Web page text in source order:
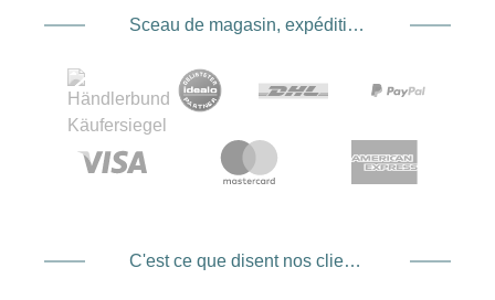
Sceau de magasin, expédition et expédition. Prestataire de services de paiement
C'est ce que disent nos clients